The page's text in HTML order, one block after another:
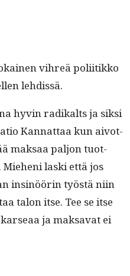
vihreä poli­itikko
lehdissä.
hyvin radikalts ja sik­si
Kan­nat­taa kun aiv­ot­
mak­saa paljon tuot­
las­ki että jos
insinöörin työstä niin
talon itse. Tee se itse
ja mak­sa­vat ei